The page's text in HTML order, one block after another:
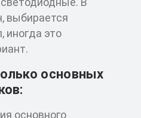
выбирается
иногда это
основных
основного